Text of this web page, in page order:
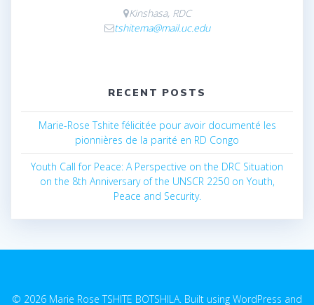
Kinshasa, RDC
tshitema@mail.uc.edu
RECENT POSTS
Marie-Rose Tshite félicitée pour avoir documenté les
pionnières de la parité en RD Congo
Youth Call for Peace: A Perspective on the DRC Situation
on the 8th Anniversary of the UNSCR 2250 on Youth,
Peace and Security.
© 2026 Marie Rose TSHITE BOTSHILA. Built using WordPress and